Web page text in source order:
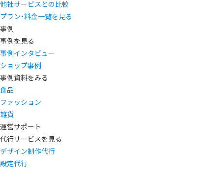
他社サービスとの比較
プラン・料金一覧を見る
事例
事例を見る
事例インタビュー
ショップ事例
事例資料をみる
食品
ファッション
雑貨
運営サポート
代行サービスを見る
デザイン制作代行
設定代行